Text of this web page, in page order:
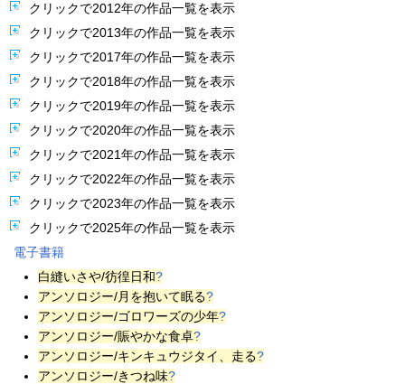
クリックで2012年の作品一覧を表示
クリックで2013年の作品一覧を表示
クリックで2017年の作品一覧を表示
クリックで2018年の作品一覧を表示
クリックで2019年の作品一覧を表示
クリックで2020年の作品一覧を表示
クリックで2021年の作品一覧を表示
クリックで2022年の作品一覧を表示
クリックで2023年の作品一覧を表示
クリックで2025年の作品一覧を表示
電子書籍
白縫いさや/彷徨日和?
アンソロジー/月を抱いて眠る?
アンソロジー/ゴロワーズの少年?
アンソロジー/賑やかな食卓?
アンソロジー/キンキュウジタイ、 走る?
アンソロジー/きつね味?